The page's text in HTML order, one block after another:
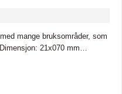
mange bruksområder, som